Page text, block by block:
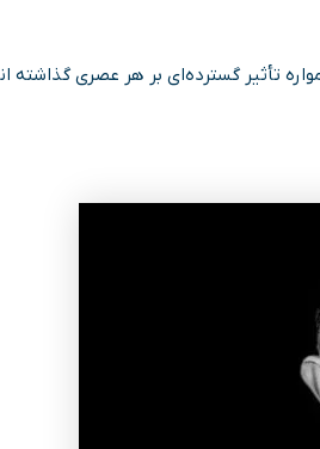
تأثیر گسترده‌ای بر هر عصری گذاشته